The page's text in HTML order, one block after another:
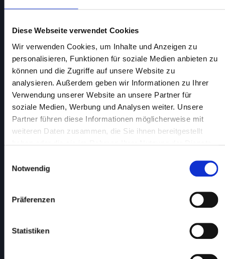
Diese Webseite verwendet Cookies
Wir verwenden Cookies, um Inhalte und Anzeigen zu
personalisieren, Funktionen für soziale Medien anbieten zu
können und die Zugriffe auf unsere Website zu
analysieren. Außerdem geben wir Informationen zu Ihrer
Verwendung unserer Website an unsere Partner für
soziale Medien, Werbung und Analysen weiter. Unsere
Partner führen diese Informationen möglicherweise mit
weiteren Daten zusammen, die Sie ihnen bereitgestellt
Notwendig
Präferenzen
Statistiken